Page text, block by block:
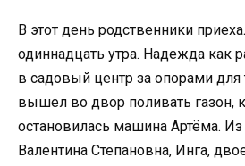
В этот день родственники
одиннадцать утра. Надежда как
в садовый центр за опорами
вышел во двор поливать газон,
остановилась машина Артёма.
Валентина Степановна, Инга,